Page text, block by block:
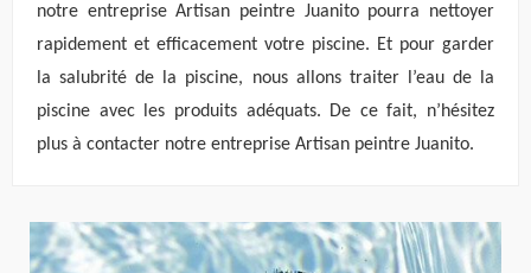
notre entreprise Artisan peintre Juanito pourra nettoyer
rapidement et efficacement votre piscine. Et pour garder
la salubrité de la piscine, nous allons traiter l’eau de la
piscine avec les produits adéquats. De ce fait, n’hésitez
plus à contacter notre entreprise Artisan peintre Juanito.